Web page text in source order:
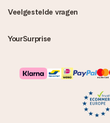
Veelgestelde vragen
YourSurprise